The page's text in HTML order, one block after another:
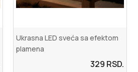
Ukrasna LED sveća sa efektom
plamena
329 RSD.